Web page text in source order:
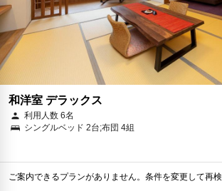
和洋室 デラックス
利用人数 6名
シングルベッド 2台;布団 4組
ご案内できるプランがありません。条件を変更して再検